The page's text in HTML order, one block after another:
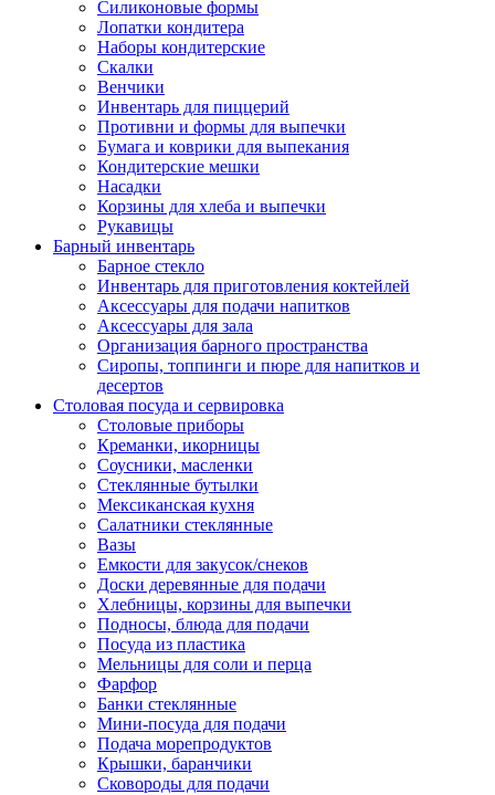
Силиконовые формы
Лопатки кондитера
Наборы кондитерские
Скалки
Венчики
Инвентарь для пиццерий
Противни и формы для выпечки
Бумага и коврики для выпекания
Кондитерские мешки
Насадки
Корзины для хлеба и выпечки
Рукавицы
Барный инвентарь
Барное стекло
Инвентарь для приготовления коктейлей
Аксессуары для подачи напитков
Аксессуары для зала
Организация барного пространства
Сиропы, топпинги и пюре для напитков и
десертов
Столовая посуда и сервировка
Столовые приборы
Креманки, икорницы
Соусники, масленки
Стеклянные бутылки
Мексиканская кухня
Салатники стеклянные
Вазы
Емкости для закусок/снеков
Доски деревянные для подачи
Хлебницы, корзины для выпечки
Подносы, блюда для подачи
Посуда из пластика
Мельницы для соли и перца
Фарфор
Банки стеклянные
Мини-посуда для подачи
Подача морепродуктов
Крышки, баранчики
Сковороды для подачи